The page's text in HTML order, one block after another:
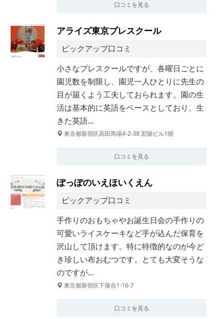
口コミを見る
アライズ東京プレスクール
ピックアップ口コミ
小さなプレスクールですが、各曜日ごとに
園児数を制限し、園児一人ひとりに先生の
目が届くよう工夫しておられます。園の生
活は基本的に英語をベースとしており、生
きた英語…
東京都新宿区高田馬場4-2-38 宏陽ビル1階
口コミを見る
ぽっぽのいえほいくえん
ピックアップ口コミ
手作りのおもちゃやお誕生日会の手作りの
可愛いライスケーキなど手が込んだ保育を
沢山して頂けます。特に特徴的なのが今ど
き珍しい布おむつです。とても大変そうな
のですが…
東京都新宿区下落合1-16-7
口コミを見る